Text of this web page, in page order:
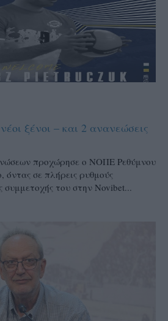
ξένοι – και 2 ανανεώσεις
προχώρησε ο ΝΟΠΕ Ρεθύμνου
όντας σε πλήρεις ρυθμούς
συμμετοχής του στην Novibet...